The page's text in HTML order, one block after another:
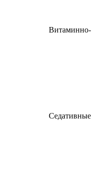
Витаминно-
Седативные